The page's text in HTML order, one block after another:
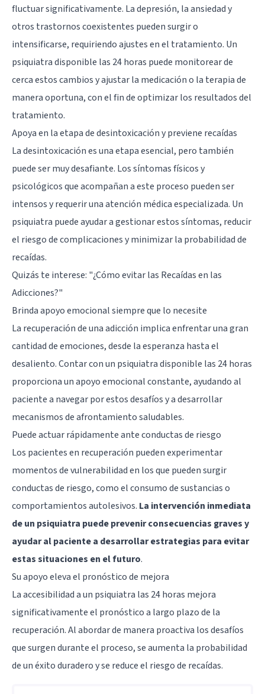
fluctuar significativamente. La depresión, la ansiedad y
otros trastornos coexistentes pueden surgir o
intensificarse, requiriendo ajustes en el tratamiento. Un
psiquiatra disponible las 24 horas puede monitorear de
cerca estos cambios y ajustar la medicación o la terapia de
manera oportuna, con el fin de optimizar los resultados del
tratamiento.
Apoya en la etapa de desintoxicación y previene recaídas
La desintoxicación es una etapa esencial, pero también
puede ser muy desafiante. Los síntomas físicos y
psicológicos que acompañan a este proceso pueden ser
intensos y requerir una atención médica especializada. Un
psiquiatra puede ayudar a gestionar estos síntomas, reducir
el riesgo de complicaciones y minimizar la probabilidad de
recaídas.
Quizás te interese: "¿Cómo evitar las Recaídas en las
Adicciones?"
Brinda apoyo emocional siempre que lo necesite
La recuperación de una adicción implica enfrentar una gran
cantidad de emociones, desde la esperanza hasta el
desaliento. Contar con un psiquiatra disponible las 24 horas
proporciona un apoyo emocional constante, ayudando al
paciente a navegar por estos desafíos y a desarrollar
mecanismos de afrontamiento saludables.
Puede actuar rápidamente ante conductas de riesgo
Los pacientes en recuperación pueden experimentar
momentos de vulnerabilidad en los que pueden surgir
conductas de riesgo, como el consumo de sustancias o
comportamientos autolesivos. La intervención inmediata
de un psiquiatra puede prevenir consecuencias graves y
ayudar al paciente a desarrollar estrategias para evitar
estas situaciones en el futuro.
Su apoyo eleva el pronóstico de mejora
La accesibilidad a un psiquiatra las 24 horas mejora
significativamente el pronóstico a largo plazo de la
recuperación. Al abordar de manera proactiva los desafíos
que surgen durante el proceso, se aumenta la probabilidad
de un éxito duradero y se reduce el riesgo de recaídas.